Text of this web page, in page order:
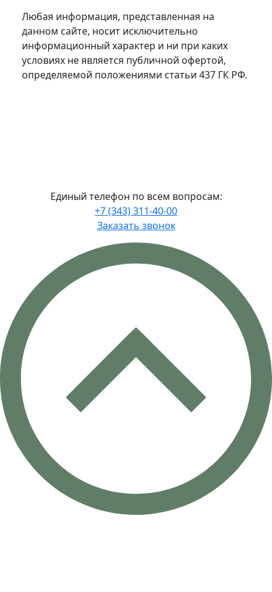
Любая информация, представленная на
данном сайте, носит исключительно
информационный характер и ни при каких
условиях не является публичной офертой,
определяемой положениями статьи 437 ГК РФ.
Единый телефон по всем вопросам:
+7 (343) 311-40-00
Заказать звонок